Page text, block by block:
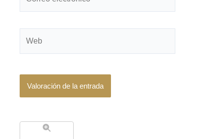
electrónico*